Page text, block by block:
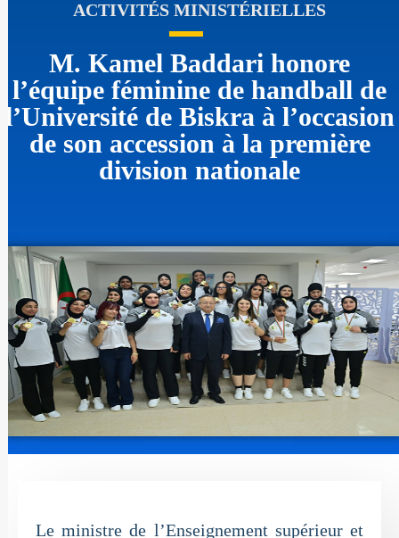
ACTIVITÉS MINISTÉRIELLES
M. Kamel Baddari honore
l’équipe féminine de handball de
l’Université de Biskra à l’occasion
de son accession à la première
division nationale
Le ministre de l’Enseignement supérieur et